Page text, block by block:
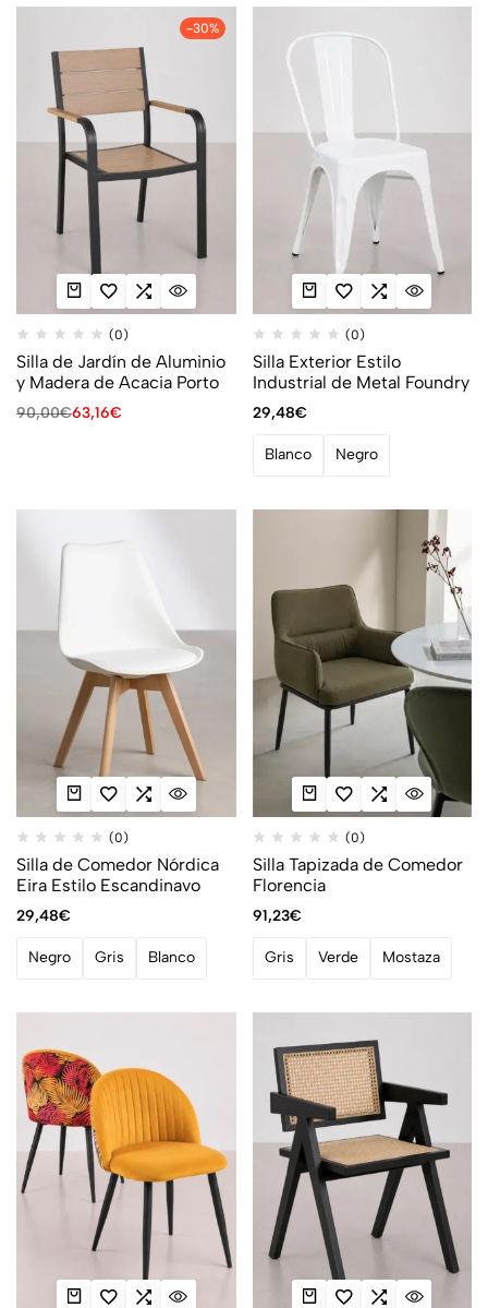
-30%
(0)
Silla de Jardín de Aluminio
y Madera de Acacia Porto
90,00€63,16€
(0)
Silla Exterior Estilo
Industrial de Metal Foundry
29,48€
Blanco Negro
(0)
Silla de Comedor Nórdica
Eira Estilo Escandinavo
29,48€
Negro Gris Blanco
(0)
Silla Tapizada de Comedor
Florencia
91,23€
Gris Verde Mostaza